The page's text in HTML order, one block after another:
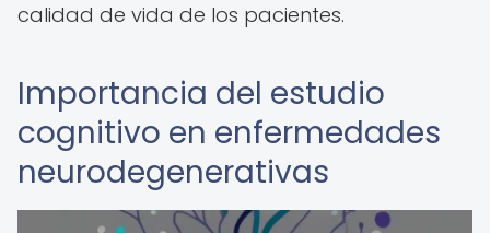
calidad de vida de los pacientes.
Importancia del estudio
cognitivo en enfermedades
neurodegenerativas